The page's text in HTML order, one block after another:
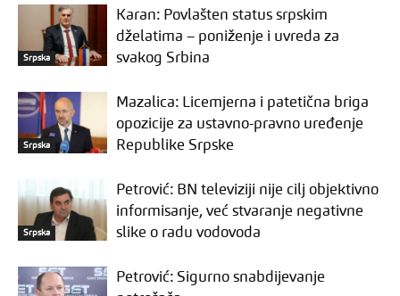
Srpska
Karan: Povlašten status srpskim
dželatima – poniženje i uvreda za
svakog Srbina
Srpska
Mazalica: Licemjerna i patetična briga
opozicije za ustavno-pravno uređenje
Republike Srpske
Srpska
Petrović: BN televiziji nije cilj objektivno
informisanje, već stvaranje negativne
slike o radu vodovoda
Petrović: Sigurno snabdijevanje